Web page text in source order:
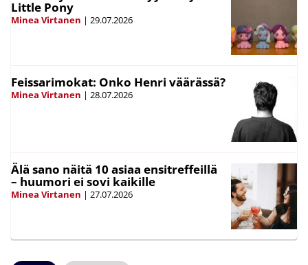
Little Pony
Minea Virtanen | 29.07.2026
Feissarimokat: Onko Henri väärässä?
Minea Virtanen | 28.07.2026
Älä sano näitä 10 asiaa ensitreffeillä
– huumori ei sovi kaikille
Minea Virtanen | 27.07.2026